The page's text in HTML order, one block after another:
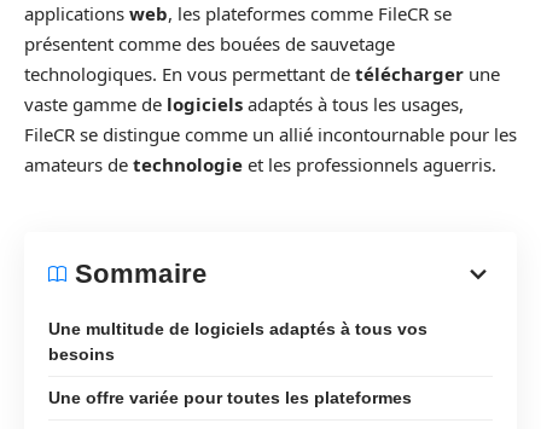
applications web, les plateformes comme FileCR se
présentent comme des bouées de sauvetage
technologiques. En vous permettant de télécharger une
vaste gamme de logiciels adaptés à tous les usages,
FileCR se distingue comme un allié incontournable pour les
amateurs de technologie et les professionnels aguerris.
Sommaire
Une multitude de logiciels adaptés à tous vos
besoins
Une offre variée pour toutes les plateformes